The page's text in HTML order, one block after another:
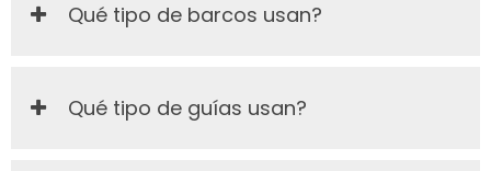
Qué tipo de barcos usan?
Qué tipo de guías usan?